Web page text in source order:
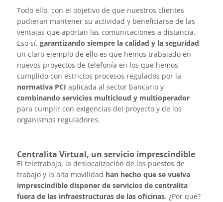
Todo ello, con el objetivo de que nuestros clientes
pudieran mantener su actividad y beneficiarse de las
ventajas que aportan las comunicaciones a distancia.
Eso sí, garantizando siempre la calidad y la seguridad,
un claro ejemplo de ello es que hemos trabajado en
nuevos proyectos de telefonía en los que hemos
cumplido con estrictos procesos regulados por la
normativa PCI aplicada al sector bancario y
combinando servicios multicloud y multioperador
para cumplir con exigencias del proyecto y de los
organismos reguladores.
Centralita Virtual, un servicio imprescindible
El teletrabajo, la deslocalización de los puestos de
trabajo y la alta movilidad han hecho que se vuelva
imprescindible disponer de servicios de centralita
fuera de las infraestructuras de las oficinas. ¿Por qué?